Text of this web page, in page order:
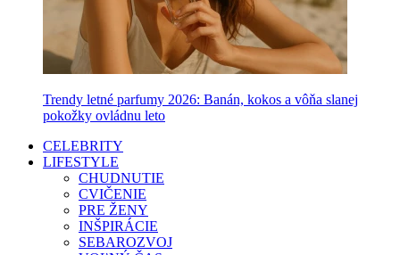
Trendy letné parfumy 2026: Banán, kokos a vôňa slanej
pokožky ovládnu leto
CELEBRITY
LIFESTYLE
CHUDNUTIE
CVIČENIE
PRE ŽENY
INŠPIRÁCIE
SEBAROZVOJ